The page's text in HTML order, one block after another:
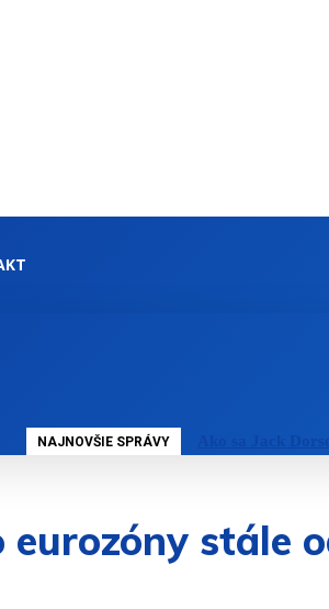
NAJNOVŠIE SPRÁVY Ako sa Jack
eurozóny stále